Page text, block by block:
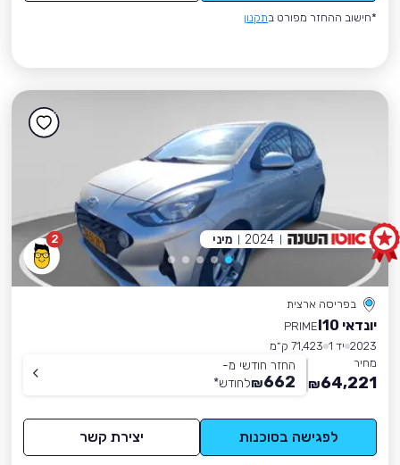
*חישוב ההחזר מפורט בתקנון
2
בפריסה ארצית
יונדאי I10
PRIME
2023 יד 1
71,423 ק״מ
מחיר
64,221
₪
החזר חודשי מ-
662
₪לחודש*
לפגישה בסוכנות יצירת קשר
2024 מיני